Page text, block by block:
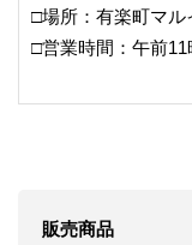
□場所：有楽町マ
□営業時間：午前
販売商品